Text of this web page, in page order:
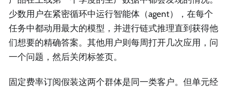
少数用户在紧密循环中运行智能体（agent），在每个
任务中都动用最大的模型，并进行链式推理直到获得他
们想要的精确答案。其他用户则每周打开几次应用，问
一个问题，然后关闭标签页。
固定费率订阅假装这两个群体是同一类客户。但单元经